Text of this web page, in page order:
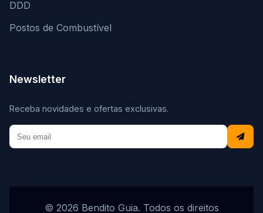
DDD
Postos de Combustível
Newsletter
Receba novidades e ofertas exclusivas.
© 2026 Bendito Guia. Todos os direitos